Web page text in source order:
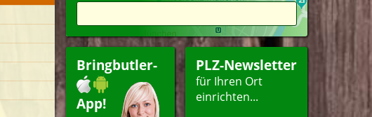
Bringbutler-
App!
PLZ-Newsletter
für Ihren Ort
einrichten...